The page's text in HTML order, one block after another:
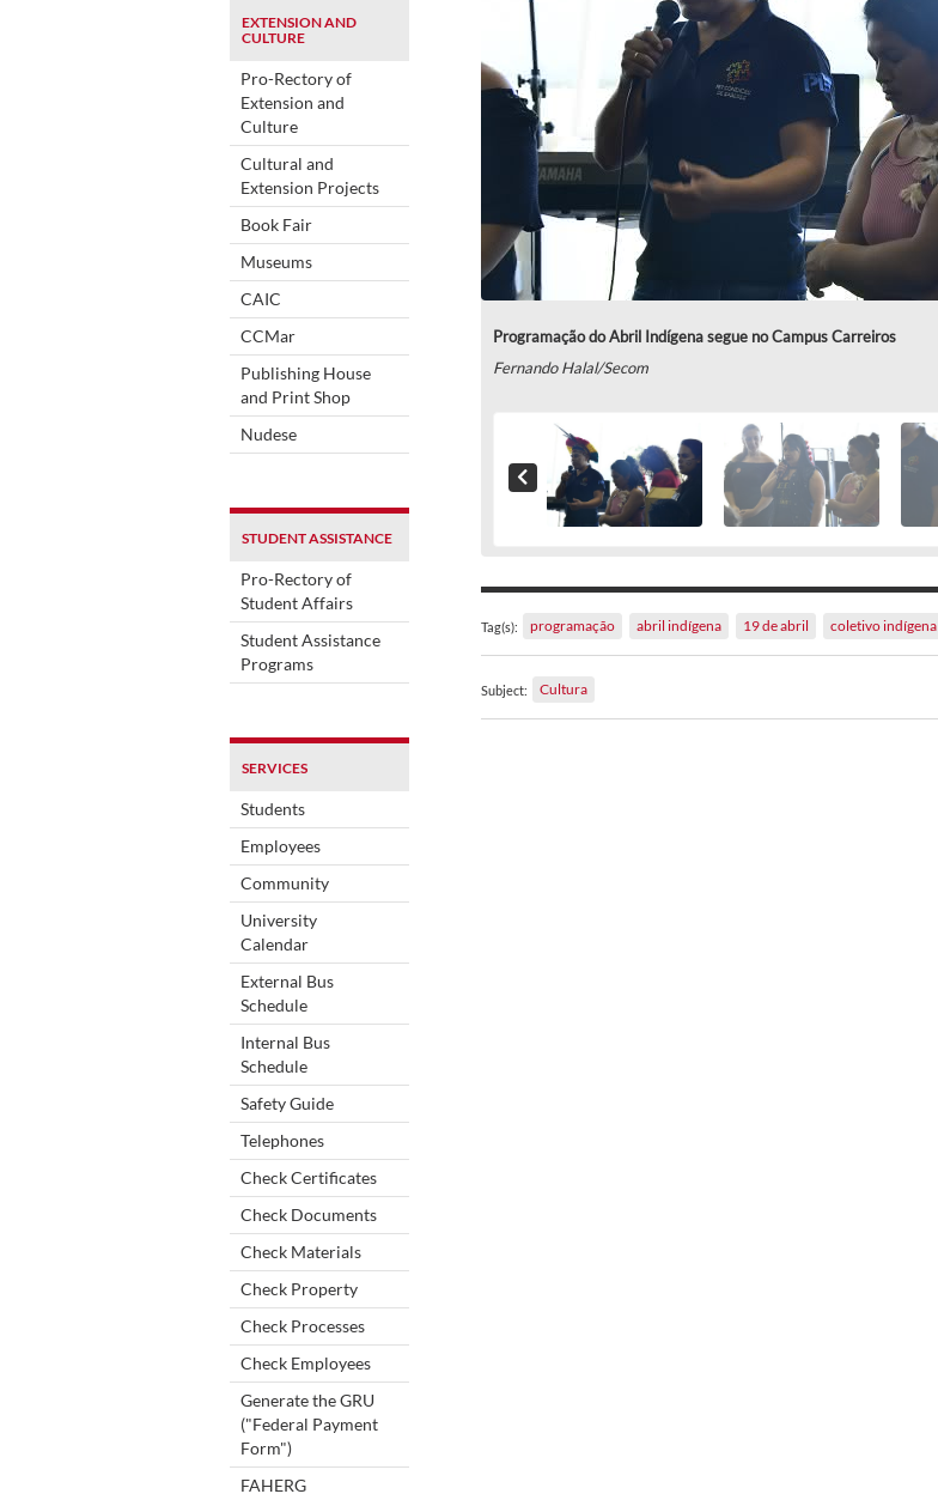
EXTENSION AND
CULTURE
Pro-Rectory of
Extension and
Culture
Cultural and
Extension Projects
Book Fair
Museums
CAIC
CCMar
Publishing House
and Print Shop
Nudese
STUDENT ASSISTANCE
Pro-Rectory of
Student Affairs
Student Assistance
Programs
SERVICES
Students
Employees
Community
University
Calendar
External Bus
Schedule
Internal Bus
Schedule
Safety Guide
Telephones
Check Certificates
Check Documents
Check Materials
Check Property
Check Processes
Check Employees
Generate the GRU
("Federal Payment
Form")
FAHERG
Programação do Abril Indígena segue no Campus Carreiros
Fernando Halal/Secom
Tag(s): programação abril indígena 19 de abril coletivo indígena
Subject: Cultura